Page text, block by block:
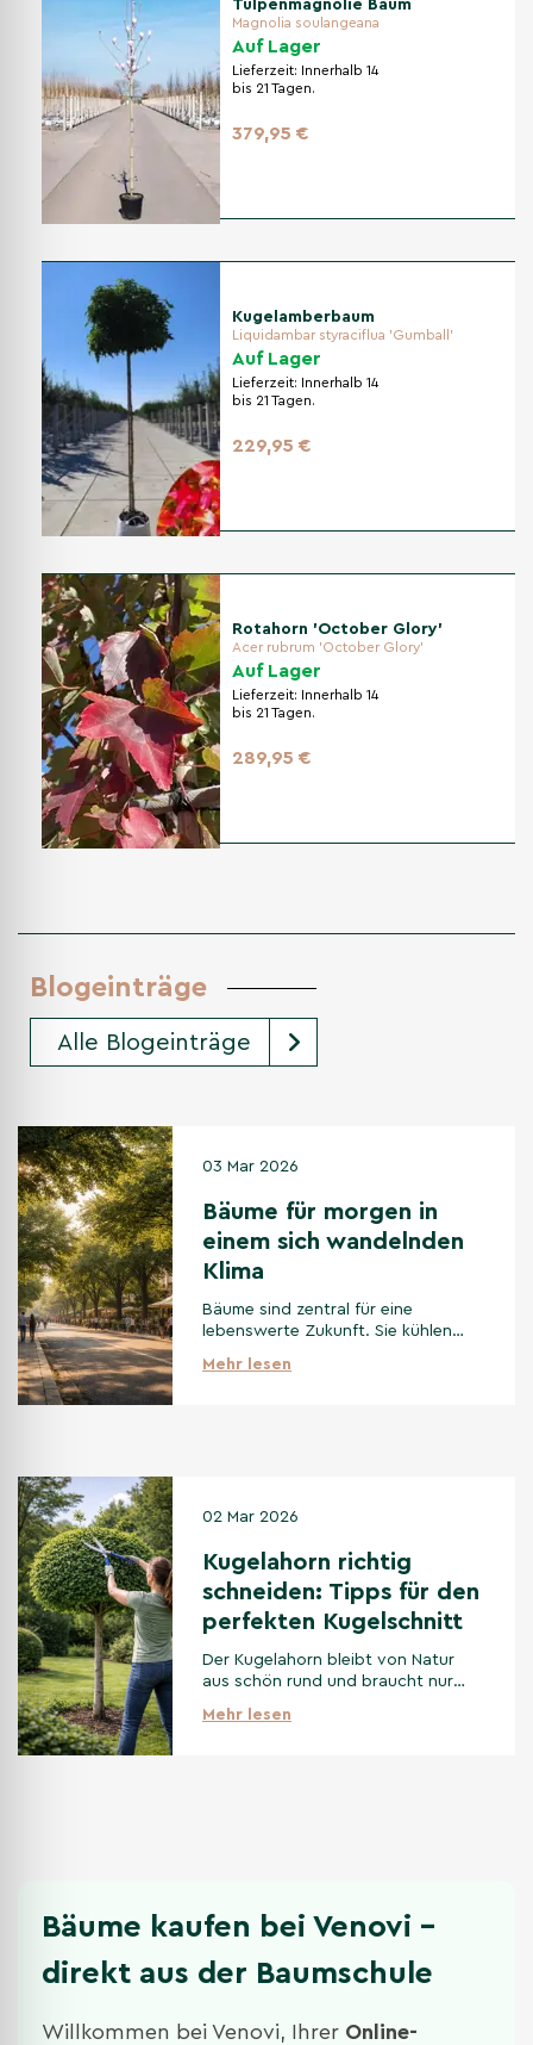
Tulpenmagnolie Baum
Magnolia soulangeana
Auf Lager
Lieferzeit: Innerhalb 14
bis 21 Tagen.
379,95 €
Kugelamberbaum
Liquidambar styraciflua 'Gumball'
Auf Lager
Lieferzeit: Innerhalb 14
bis 21 Tagen.
229,95 €
Rotahorn 'October Glory'
Acer rubrum 'October Glory'
Auf Lager
Lieferzeit: Innerhalb 14
bis 21 Tagen.
289,95 €
Blogeinträge
Alle Blogeinträge
03 Mar 2026
Bäume für morgen in
einem sich wandelnden
Klima
Bäume sind zentral für eine
lebenswerte Zukunft. Sie kühlen
verbessern den Boden und fördern
Mehr lesen
02 Mar 2026
Kugelahorn richtig
schneiden: Tipps für den
perfekten Kugelschnitt
Der Kugelahorn bleibt von Natur
aus schön rund und braucht nur
Rückschnitt zum richtigen
Mehr lesen
Bäume kaufen bei Venovi –
direkt aus der Baumschule
Willkommen bei Venovi, Ihrer Online-